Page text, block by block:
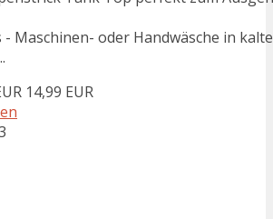
Maschinen- oder Handwäsche in
14,99 EUR